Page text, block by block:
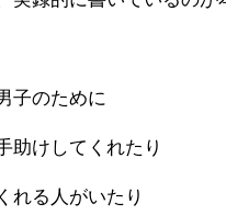
子のために
助けしてくれたり
れる人がいたり